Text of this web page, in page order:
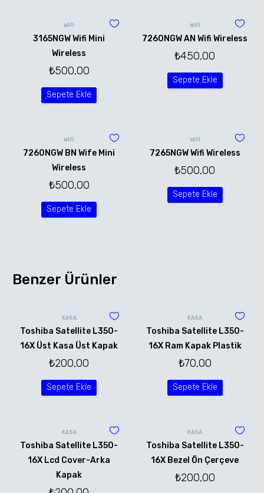
WİFİ
3165NGW Wifi Mini
Wireless
₺500,00
Sepete Ekle
WİFİ
7260NGW AN Wifi Wireless
₺450,00
Sepete Ekle
WİFİ
7260NGW BN Wife Mini
Wireless
₺500,00
Sepete Ekle
WİFİ
7265NGW Wifi Wireless
₺500,00
Sepete Ekle
Benzer Ürünler
KASA
Toshiba Satellite L350-
16X Üst Kasa Üst Kapak
₺200,00
Sepete Ekle
KASA
Toshiba Satellite L350-
16X Ram Kapak Plastik
₺70,00
Sepete Ekle
KASA
Toshiba Satellite L350-
16X Lcd Cover-Arka
Kapak
KASA
Toshiba Satellite L350-
16X Bezel Ön Çerçeve
₺200,00